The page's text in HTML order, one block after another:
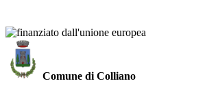
Comune di Colliano